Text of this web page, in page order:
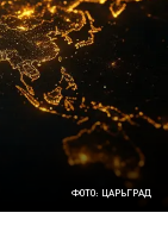
ФОТО: ЦАРЬГРАД